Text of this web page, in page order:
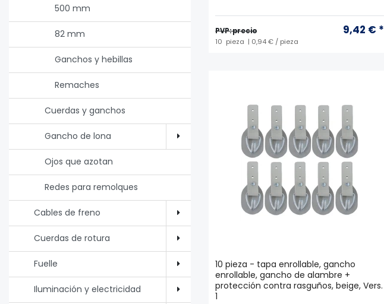
500 mm
82 mm
Ganchos y hebillas
Remaches
Cuerdas y ganchos
Gancho de lona
Ojos que azotan
Redes para remolques
Cables de freno
Cuerdas de rotura
Fuelle
Iluminación y electricidad
PVP: precio 9,42 € *
10 pieza | 0,94 € / pieza
10 pieza - tapa enrollable, gancho
enrollable, gancho de alambre +
protección contra rasguños, beige, Vers.
1